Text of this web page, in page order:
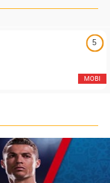
5
MOBI